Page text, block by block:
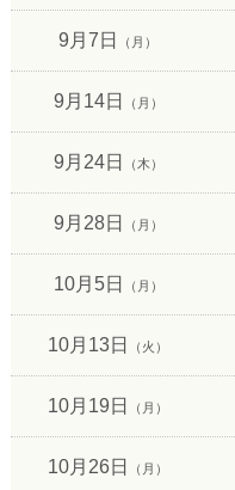
9月7日 （月）
9月14日 （月）
9月24日 （木）
9月28日 （月）
10月5日 （月）
10月13日 （火）
10月19日 （月）
10月26日 （月）